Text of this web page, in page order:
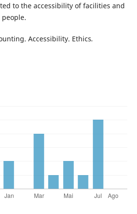
to the accessibility of facilities and
Accessibility. Ethics.